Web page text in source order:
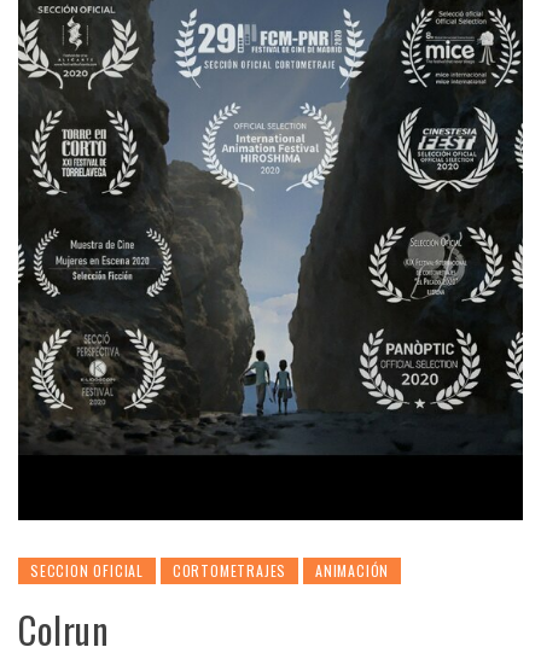
SECCION OFICIAL CORTOMETRAJES ANIMACIÓN
Colrun